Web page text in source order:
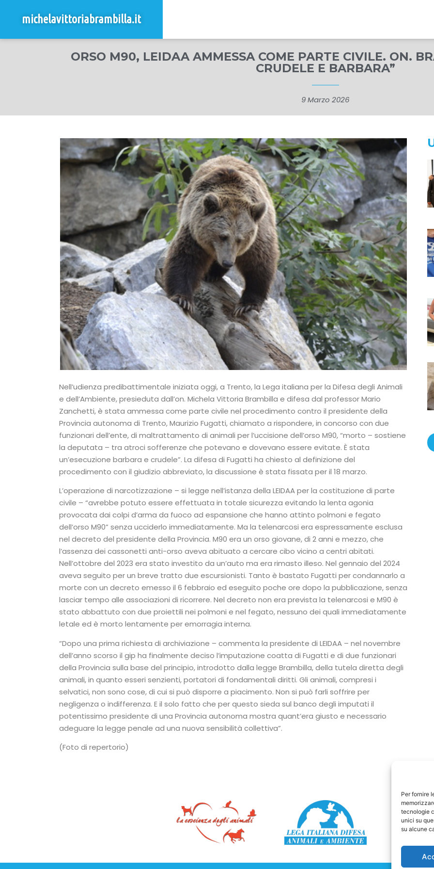
Per fornire
tecnologie
unici su
su alcune
michelavittoriabrambilla.it
ORSO M90, LEIDAA AMMESSA COME PARTE CIVILE. ON.
CRUDELE E BARBARA”
9 Marzo 2026
Nell’udienza predibattimentale iniziata oggi, a Trento, la Lega italiana per la Difesa degli Animali
e dell’Ambiente, presieduta dall’on. Michela Vittoria Brambilla e difesa dal professor Mario
Zanchetti, è stata ammessa come parte civile nel procedimento contro il presidente della
Provincia autonoma di Trento, Maurizio Fugatti, chiamato a rispondere, in concorso con due
funzionari dell’ente, di maltrattamento di animali per l’uccisione dell’orso M90, “morto – sostiene
la deputata – tra atroci sofferenze che potevano e dovevano essere evitate. È stata
un’esecuzione barbara e crudele”. La difesa di Fugatti ha chiesto al definizione del
procedimento con il giudizio abbreviato, la discussione è stata fissata per il 18 marzo.
L’operazione di narcotizzazione – si legge nell’istanza della LEIDAA per la costituzione di parte
civile – “avrebbe potuto essere effettuata in totale sicurezza evitando la lenta agonia
provocata dai colpi d’arma da fuoco ad espansione che hanno attinto polmoni e fegato
dell’orso M90” senza ucciderlo immediatamente. Ma la telenarcosi era espressamente esclusa
nel decreto del presidente della Provincia. M90 era un orso giovane, di 2 anni e mezzo, che
l’assenza dei cassonetti anti-orso aveva abituato a cercare cibo vicino a centri abitati.
Nell’ottobre del 2023 era stato investito da un’auto ma era rimasto illeso. Nel gennaio del 2024
aveva seguito per un breve tratto due escursionisti. Tanto è bastato Fugatti per condannarlo a
morte con un decreto emesso il 6 febbraio ed eseguito poche ore dopo la pubblicazione, senza
lasciar tempo alle associazioni di ricorrere. Nel decreto non era prevista la telenarcosi e M90 è
stato abbattuto con due proiettili nei polmoni e nel fegato, nessuno dei quali immediatamente
letale ed è morto lentamente per emorragia interna.
“Dopo una prima richiesta di archiviazione – commenta la presidente di LEIDAA – nel novembre
dell’anno scorso il gip ha finalmente deciso l’imputazione coatta di Fugatti e di due funzionari
della Provincia sulla base del principio, introdotto dalla legge Brambilla, della tutela diretta degli
animali, in quanto esseri senzienti, portatori di fondamentali diritti. Gli animali, compresi i
selvatici, non sono cose, di cui si può disporre a piacimento. Non si può farli soffrire per
negligenza o indifferenza. E il solo fatto che per questo sieda sul banco degli imputati il
potentissimo presidente di una Provincia autonoma mostra quant’era giusto e necessario
adeguare la legge penale ad una nuova sensibilità collettiva”.
(Foto di repertorio)